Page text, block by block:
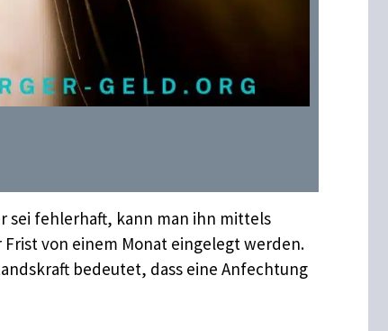
sei fehlerhaft, kann man ihn mittels
von einem Monat eingelegt werden.
bedeutet, dass eine Anfechtung